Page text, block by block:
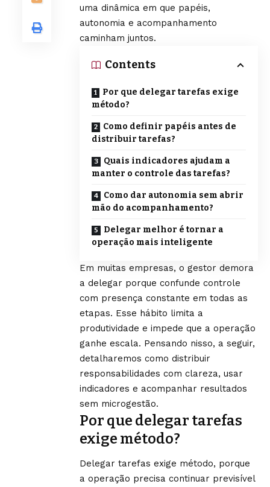
uma dinâmica em que papéis,
autonomia e acompanhamento
caminham juntos.
Contents
Por que delegar tarefas exige
método?
Como definir papéis antes de
distribuir tarefas?
Quais indicadores ajudam a
manter o controle das tarefas?
Como dar autonomia sem abrir
mão do acompanhamento?
Delegar melhor é tornar a
operação mais inteligente
Em muitas empresas, o gestor demora
a delegar porque confunde controle
com presença constante em todas as
etapas. Esse hábito limita a
produtividade e impede que a operação
ganhe escala. Pensando nisso, a seguir,
detalharemos como distribuir
responsabilidades com clareza, usar
indicadores e acompanhar resultados
sem microgestão.
Por que delegar tarefas
exige método?
Delegar tarefas exige método, porque
a operação precisa continuar previsível